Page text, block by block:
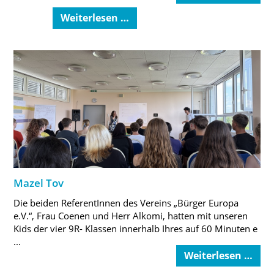
Weiterlesen …
Mazel Tov
Die beiden ReferentInnen des Vereins „Bürger Europa
e.V.“, Frau Coenen und Herr Alkomi, hatten mit unseren
Kids der vier 9R- Klassen innerhalb Ihres auf 60 Minuten e
...
Weiterlesen …